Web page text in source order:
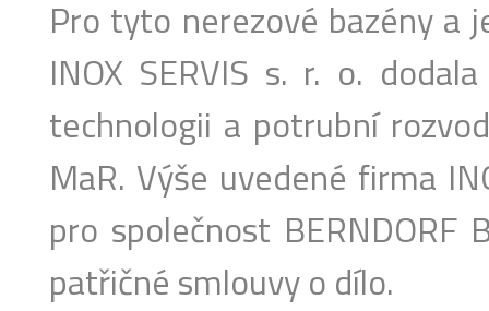
Pro tyto nerezové bazény a
INOX SERVIS s. r. o.
technologii a potrubní
MaR. Výše uvedené firma
pro společnost BERNDORF
patřičné smlouvy o dílo.